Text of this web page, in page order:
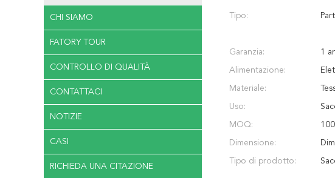
CHI SIAMO
FATORY TOUR
CONTROLLO DI QUALITÀ
CONTATTACI
NOTIZIE
CASI
RICHIEDA UNA CITAZIONE
Tipo:
Garanzia: 1
Alimentazione:
Materiale:
Uso:
MOQ:
Dimensione:
Tipo di prodotto: